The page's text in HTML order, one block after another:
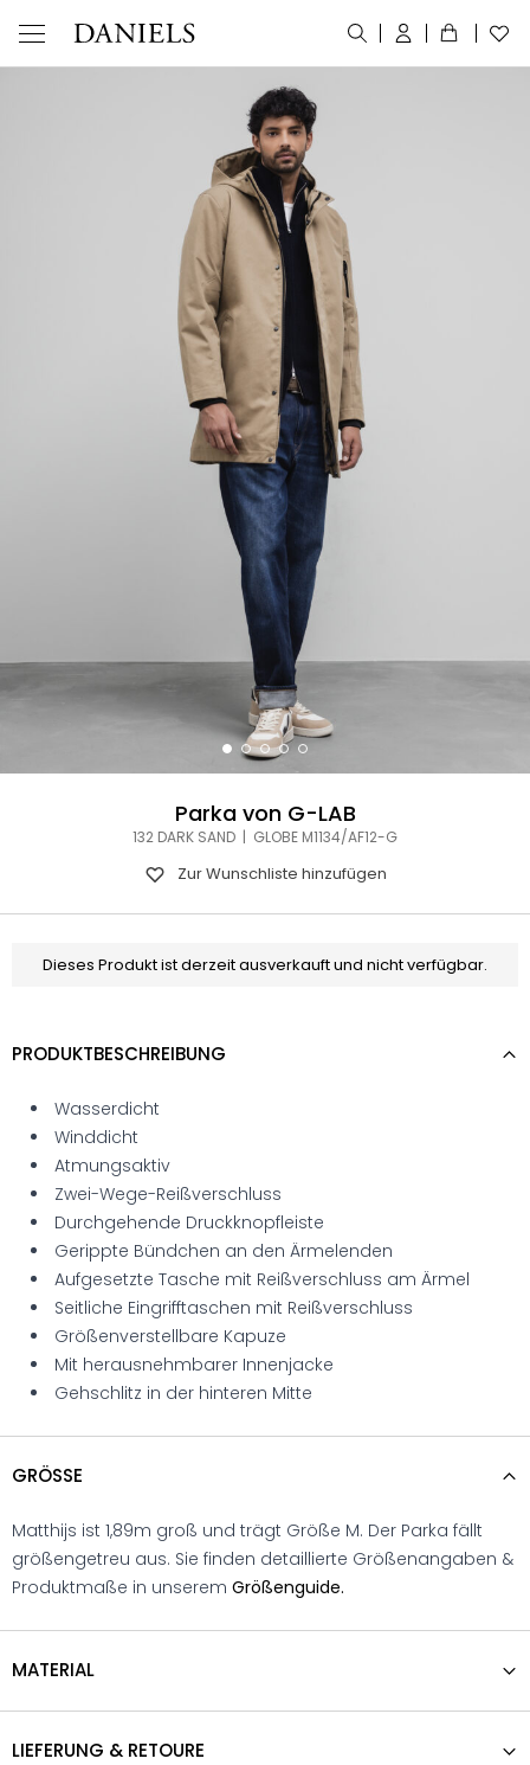
Parka von G-LAB
132 DARK SAND | GLOBE M1134/AF12-G
Zur Wunschliste hinzufügen
Dieses Produkt ist derzeit ausverkauft und nicht verfügbar.
PRODUKTBESCHREIBUNG
Wasserdicht
Winddicht
Atmungsaktiv
Zwei-Wege-Reißverschluss
Durchgehende Druckknopfleiste
Gerippte Bündchen an den Ärmelenden
Aufgesetzte Tasche mit Reißverschluss am Ärmel
Seitliche Eingrifftaschen mit Reißverschluss
Größenverstellbare Kapuze
Mit herausnehmbarer Innenjacke
Gehschlitz in der hinteren Mitte
GRÖSSE
Matthijs ist 1,89m groß und trägt Größe M. Der Parka fällt
größengetreu aus. Sie finden detaillierte Größenangaben &
Produktmaße in unserem Größenguide.
MATERIAL
LIEFERUNG & RETOURE